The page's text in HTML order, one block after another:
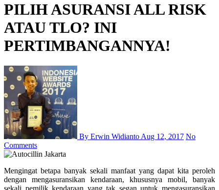
PILIH ASURANSI ALL RISK
ATAU TLO? INI
PERTIMBANGANNYA!
By Erwin Widianto Aug 12, 2017 No
Comments
Mengingat betapa banyak sekali manfaat yang dapat kita peroleh
dengan mengasuransikan kendaraan, khususnya mobil, banyak
sekali pemilik kendaraan yang tak segan untuk mengasuransikan